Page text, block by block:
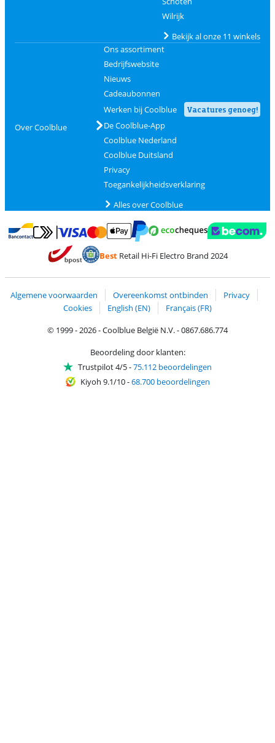
Wilrijk
Bekijk al onze 11 winkels
Over Coolblue
Ons assortiment
Bedrijfswebsite
Nieuws
Cadeaubonnen
Werken bij Coolblue
Vacatures genoeg!
De Coolblue-App
Coolblue Nederland
Coolblue Duitsland
Privacy
Toegankelijkheidsverklaring
Alles over Coolblue
Betalen met Bancontact
Betalen met MasterCard en Visa via ClickToPay
Betalen met PayPal
BestRetail Hi-Fi Electro Brand 2024
Algemene voorwaarden Overeenkomst ontbinden
Privacy
Cookies
English (EN)
Français (FR)
© 1999 - 2026 - Coolblue België N.V. - 0867.686.774
Beoordeling door klanten:
Trustpilot 4/5-75.112 beoordelingen
Kiyoh 9.1/10-68.700 beoordelingen